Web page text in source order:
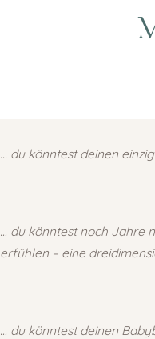
… du könntest deinen
… du könntest noch Jahre
erfühlen – eine
… du könntest deinen